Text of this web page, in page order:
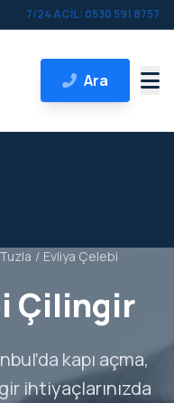
7/24 ACİL: 0530 591 8757
Ara
Tuzla / Evliya Çelebi
Çilingir
kapı açma,
ihtiyaçlarınızda